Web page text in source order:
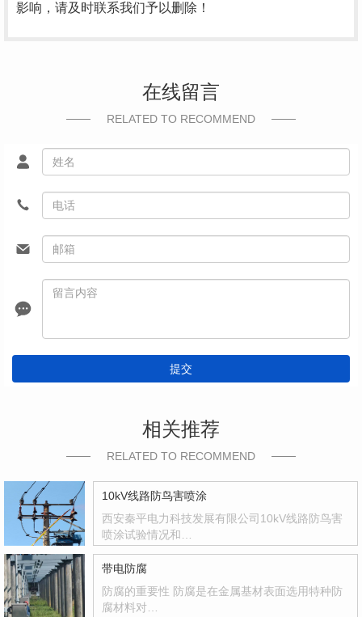
影响，请及时联系我们予以删除！
在线留言
RELATED TO RECOMMEND
提交
相关推荐
RELATED TO RECOMMEND
10kV线路防鸟害喷涂
西安秦平电力科技发展有限公司10kV线路防鸟害
喷涂试验情况和…
带电防腐
防腐的重要性 防腐是在金属基材表面选用特种防
腐材料对…